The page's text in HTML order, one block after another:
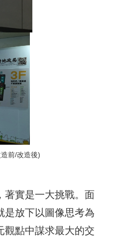
前/改造後)
實是一大挑戰。面
是放下以圖像思考為
觀點中謀求最大的交